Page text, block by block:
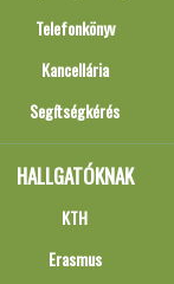
Telefonkönyv
Kancellária
Segítségkérés
HALLGATÓKNAK
KTH
Erasmus